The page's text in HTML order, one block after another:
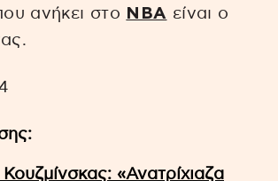
ανήκει στο NBA είναι ο
«Ανατρίχιαζα